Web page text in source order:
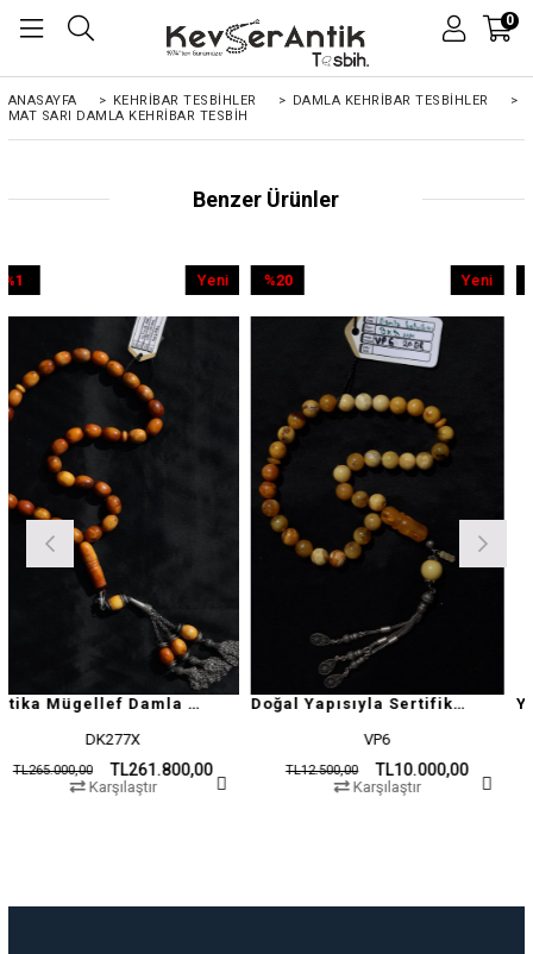
0
ANASAYFA > KEHRIBAR TESBIHLER > DAMLA KEHRİBAR TESBİHLER
>
MAT SARI DAMLA KEHRIBAR TESBIH
Benzer Ürünler
Antika Mügellef Damla Kehribar Tesbih
TL261.800,00
Karşılaştır
Doğal Yapısıyla Sertifikalı Damla Kehribar Tesbih
TL10.000,00
TL12.500,00
%20
Karşılaştır
%9
%9İndirim